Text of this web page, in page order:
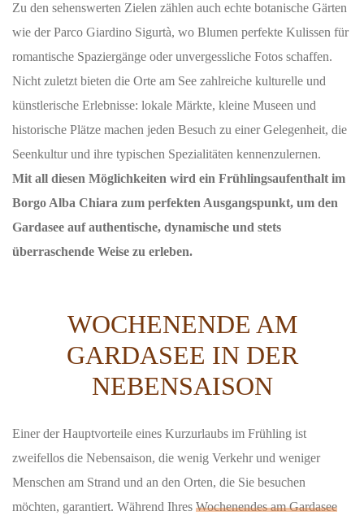
Zu den sehenswerten Zielen zählen auch echte botanische Gärten
wie der Parco Giardino Sigurtà, wo Blumen perfekte Kulissen für
romantische Spaziergänge oder unvergessliche Fotos schaffen.
Nicht zuletzt bieten die Orte am See zahlreiche kulturelle und
künstlerische Erlebnisse: lokale Märkte, kleine Museen und
historische Plätze machen jeden Besuch zu einer Gelegenheit, die
Seenkultur und ihre typischen Spezialitäten kennenzulernen.
Mit all diesen Möglichkeiten wird ein Frühlingsaufenthalt im
Borgo Alba Chiara zum perfekten Ausgangspunkt, um den
Gardasee auf authentische, dynamische und stets
überraschende Weise zu erleben.
WOCHENENDE AM
GARDASEE IN DER
NEBENSAISON
Einer der Hauptvorteile eines Kurzurlaubs im Frühling ist
zweifellos die Nebensaison, die wenig Verkehr und weniger
Menschen am Strand und an den Orten, die Sie besuchen
möchten, garantiert. Während Ihres Wochenendes am Gardasee